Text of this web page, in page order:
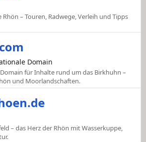
– Touren, Radwege, Verleih und Tipps
Domain
für Inhalte rund um das Birkhuhn –
und Moorlandschaften.
– das Herz der Rhön mit Wasserkuppe,